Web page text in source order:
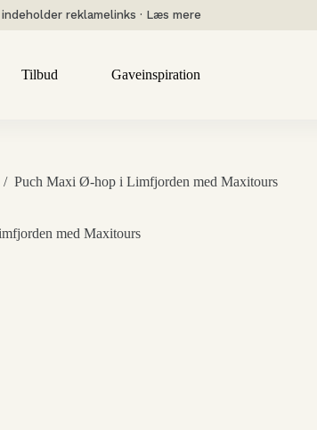
reklamelinks · Læs mere
Tilbud Gaveinspiration
/ Puch Maxi Ø-hop i Limfjorden med Maxitours